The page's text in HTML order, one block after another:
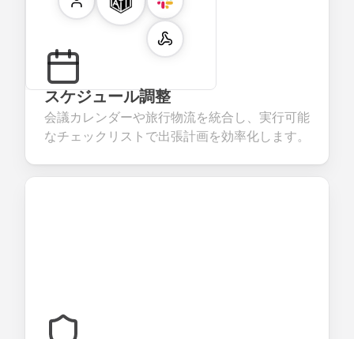
スケジュール調整
会議カレンダーや旅行物流を統合し、実行可能
なチェックリストで出張計画を効率化します。